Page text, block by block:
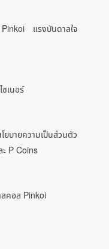
แรงบันดาลใจ
เนอร์
ยบายความเป็นส่วนตัว
P Coins
สคอส Pinkoi